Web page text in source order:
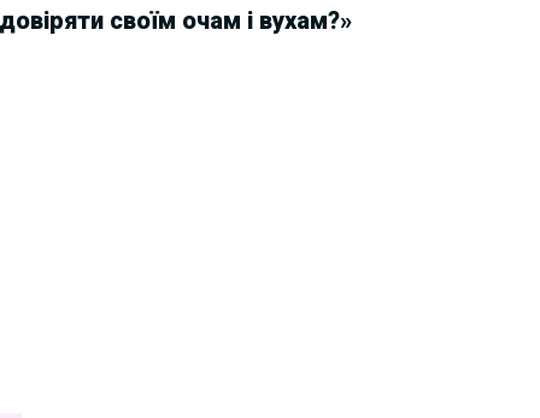
своїм очам і вухам?»